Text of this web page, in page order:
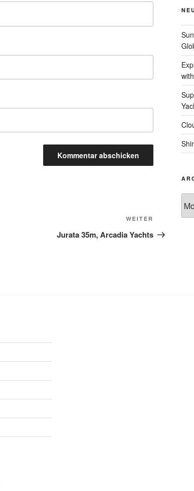
Nächster
Beitrag
WEITER
Jurata 35m, Arcadia Yachts